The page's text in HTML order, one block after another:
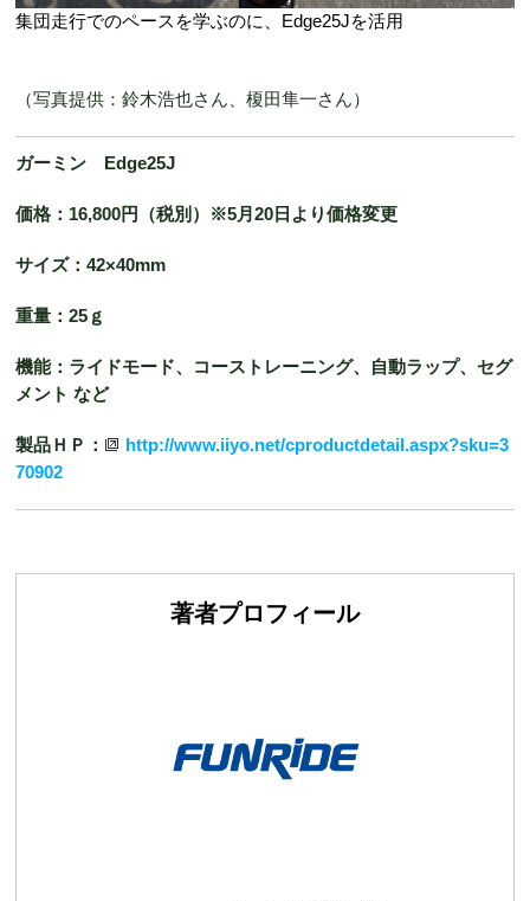
集団走行でのペースを学ぶのに、Edge25Jを活用
（写真提供：鈴木浩也さん、榎田隼一さん）
ガーミン Edge25J
価格：16,800円（税別）※5月20日より価格変更
サイズ：42×40mm
重量：25ｇ
機能：ライドモード、コーストレーニング、自動ラップ、セグ
メント など
製品ＨＰ：
http://www.iiyo.net/cproductdetail.aspx?sku=3
70902
著者プロフィール